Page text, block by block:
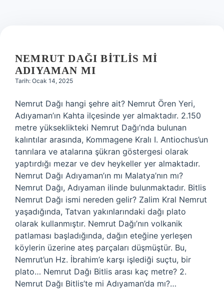
NEMRUT DAĞI BITLIS MI
ADIYAMAN MI
Tarih: Ocak 14, 2025
Nemrut Dağı hangi şehre ait? Nemrut Ören Yeri,
Adıyaman’ın Kahta ilçesinde yer almaktadır. 2.150
metre yükseklikteki Nemrut Dağı’nda bulunan
kalıntılar arasında, Kommagene Kralı I. Antiochus’un
tanrılara ve atalarına şükran göstergesi olarak
yaptırdığı mezar ve dev heykeller yer almaktadır.
Nemrut Dağı Adıyaman’ın mı Malatya’nın mı?
Nemrut Dağı, Adıyaman ilinde bulunmaktadır. Bitlis
Nemrut Dağı ismi nereden gelir? Zalim Kral Nemrut
yaşadığında, Tatvan yakınlarındaki dağı plato
olarak kullanmıştır. Nemrut Dağı’nın volkanik
patlaması başladığında, dağın eteğine yerleşen
köylerin üzerine ateş parçaları düşmüştür. Bu,
Nemrut’un Hz. İbrahim’e karşı işlediği suçtu, bir
plato… Nemrut Dağı Bitlis arası kaç metre? 2.
Nemrut Dağı Bitlis’te mi Adıyaman’da mı?…